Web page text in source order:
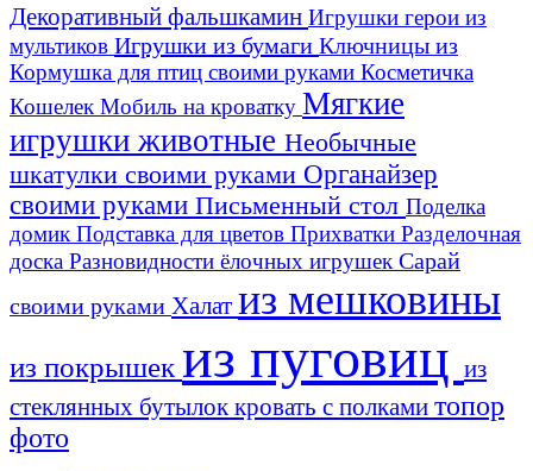
Декоративный фальшкамин Игрушки герои из
мультиков Игрушки из бумаги Ключницы из
Кормушка для птиц своими руками Косметичка
Кошелек Мобиль на кроватку Мягкие
игрушки животные Необычные
шкатулки своими руками Органайзер
своими руками Письменный стол Поделка
домик Подставка для цветов Прихватки Разделочная
доска Разновидности ёлочных игрушек Сарай
своими руками Халат из мешковины
из покрышек из пуговиц из
стеклянных бутылоккровать с полками топор
фото